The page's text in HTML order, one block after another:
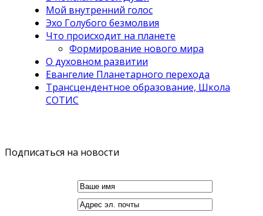
Мой внутренний голос
Эхо Голубого безмолвия
Что происходит на планете
Формирование нового мира
О духовном развитии
Евангелие Планетарного перехода
Трансцендентное образование, Школа
СОТИС
Подписаться на новости